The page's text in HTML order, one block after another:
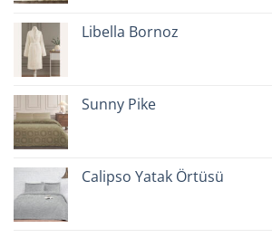
Libella Bornoz
Sunny Pike
Calipso Yatak Örtüsü